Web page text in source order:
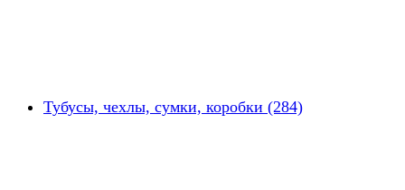
Тубусы, чехлы, сумки, коробки (284)